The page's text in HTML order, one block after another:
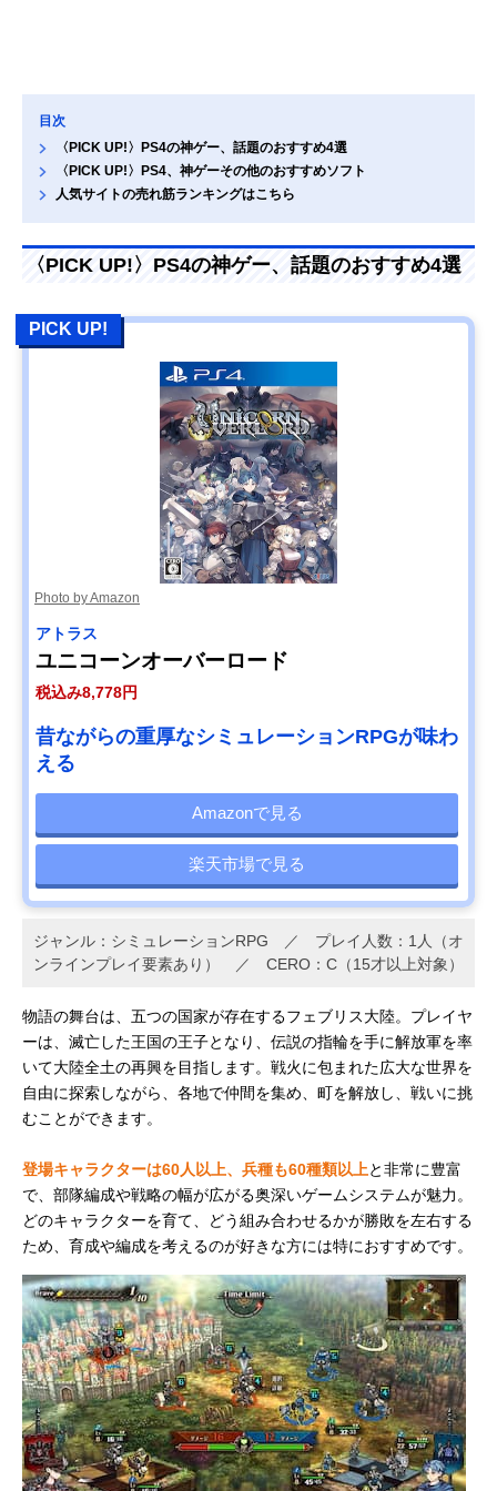
目次
〈PICK UP!〉PS4の神ゲー、話題のおすすめ4選
〈PICK UP!〉PS4、神ゲーその他のおすすめソフト
人気サイトの売れ筋ランキングはこちら
〈PICK UP!〉PS4の神ゲー、話題のおすすめ4選
PICK UP!
Photo by Amazon
アトラス
ユニコーンオーバーロード
税込み8,778円
昔ながらの重厚なシミュレーションRPGが味わ
える
Amazonで見る
楽天市場で見る
ジャンル：シミュレーションRPG ／ プレイ人数：1人（オ
ンラインプレイ要素あり） ／ CERO：C（15才以上対象）
物語の舞台は、五つの国家が存在するフェブリス大陸。プレイヤ
ーは、滅亡した王国の王子となり、伝説の指輪を手に解放軍を率
いて大陸全土の再興を目指します。戦火に包まれた広大な世界を
自由に探索しながら、各地で仲間を集め、町を解放し、戦いに挑
むことができます。
登場キャラクターは60人以上、兵種も60種類以上と非常に豊富
で、部隊編成や戦略の幅が広がる奥深いゲームシステムが魅力。
どのキャラクターを育て、どう組み合わせるかが勝敗を左右する
ため、育成や編成を考えるのが好きな方には特におすすめです。